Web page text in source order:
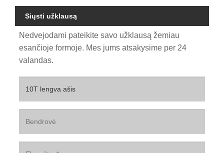
Siųsti užklausą
Nedvejodami pateikite savo užklausą žemiau
esančioje formoje. Mes jums atsakysime per 24
valandas.